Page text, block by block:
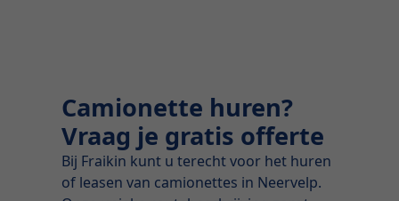
Camionette huren?
Vraag je gratis offerte
Bij Fraikin kunt u terecht voor het huren
of leasen van camionettes in Neervelp.